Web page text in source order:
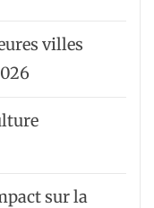
villes
sur la